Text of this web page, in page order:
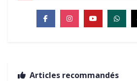
Articles recommandés